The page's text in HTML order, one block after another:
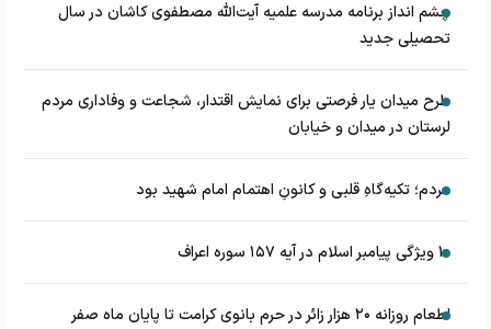
چشم‌ انداز برنامه مدرسه علمیه آیت‌الله مصطفوی کاشان در سال
تحصیلی جدید
طرح میدان یار فرصتی برای نمایش اقتدار، شجاعت و وفاداری مردم
لرستان در میدان و خیابان
مردم؛ تکیه‌گاهِ قلبی و کانونِ اهتمام امام شهید بود
۱۰ ویژگی پیامبر اسلام در آیه ۱۵۷ سوره اعراف
اطعام روزانه ۲۰ هزار زائر در حرم بانوی کرامت تا پایان ماه صفر